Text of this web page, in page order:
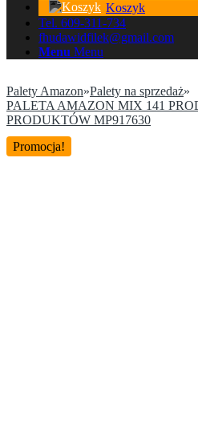
Koszyk
Tel. 609-311-734
fhudawidfilek@gmail.com
Menu Menu
Palety Amazon»Palety na sprzedaż»
PALETA AMAZON MIX 141
PRODUKTÓW MP917630
Promocja!